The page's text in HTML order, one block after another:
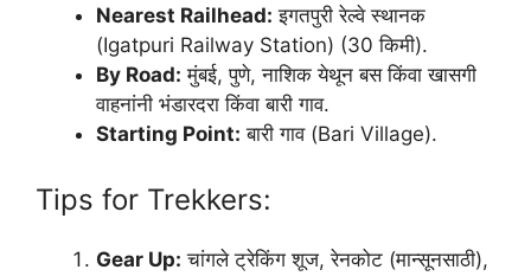
Nearest Railhead: इगतपुरी रेल्वे स्थानक
(Igatpuri Railway Station) (30 किमी).
By Road: मुंबई, पुणे, नाशिक येथून बस किंवा खासगी
वाहनांनी भंडारदरा किंवा बारी गाव.
Starting Point: बारी गाव (Bari Village).
Tips for Trekkers:
Gear Up: चांगले ट्रेकिंग शूज, रेनकोट (मान्सूनसाठी),